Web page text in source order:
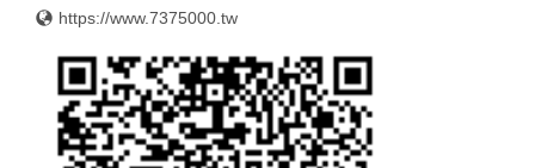
https://www.7375000.tw